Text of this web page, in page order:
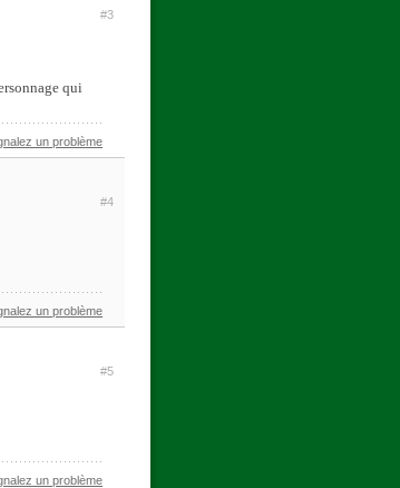
#3
qui
un problème
#4
un problème
#5
un problème